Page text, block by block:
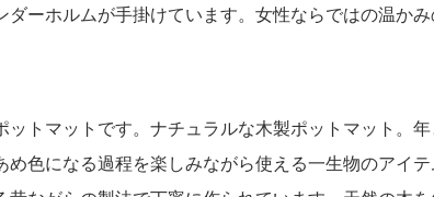
ダーホルムが手掛けています。女性ならではの温か
ットマットです。ナチュラルな木製ポットマット。年
め色になる過程を楽しみながら使える一生物のアイテ